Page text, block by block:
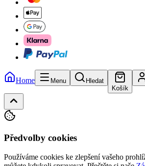
Home Menu
Hledat
Košík
Předvolby cookies
Používáme cookies ke zlepšení vašeho